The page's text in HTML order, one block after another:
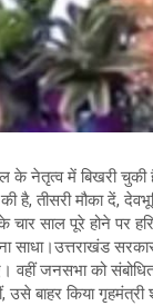
के नेतृत्व में बिखरी
है, तीसरी मौका दें,
साल पूरे होने पर
साधा।उत्तराखंड
वहीं जनसभा को
बाहर किया